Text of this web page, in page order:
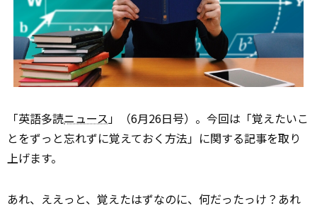
「英語多読ニュース」（6月26日号）。今回は「覚えたいこ
とをずっと忘れずに覚えておく方法」に関する記事を取り
上げます。
あれ、ええっと、覚えたはずなのに、何だったっけ？あれ